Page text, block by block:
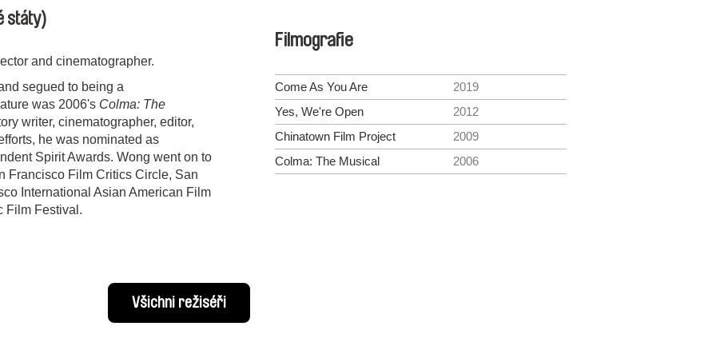
státy)
and cinematographer.
segued to being a
was 2006's Colma: The
writer, cinematographer, editor,
he was nominated as
Spirit Awards. Wong went on to
Francisco Film Critics Circle, San
International Asian American Film
Film Festival.
Filmografie
Come As You Are
2019
Yes, We're Open
2012
Chinatown Film Project
2009
Colma: The Musical
2006
Všichni režiséři